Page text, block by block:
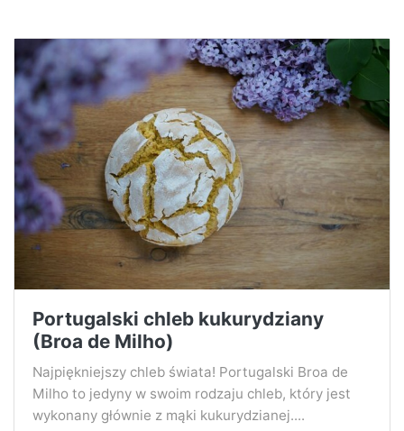
Portugalski chleb kukurydziany
(Broa de Milho)
Najpiękniejszy chleb świata! Portugalski Broa de
Milho to jedyny w swoim rodzaju chleb, który jest
wykonany głównie z mąki kukurydzianej....